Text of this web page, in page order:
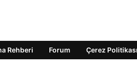
Rehberi Forum Çerez Politikası